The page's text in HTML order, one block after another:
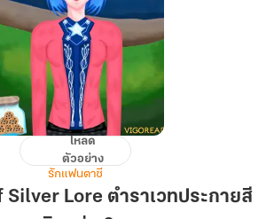
โหลด
ตัวอย่าง
รักแฟนตาซี
Silver Lore ตำราเวทประกายสี